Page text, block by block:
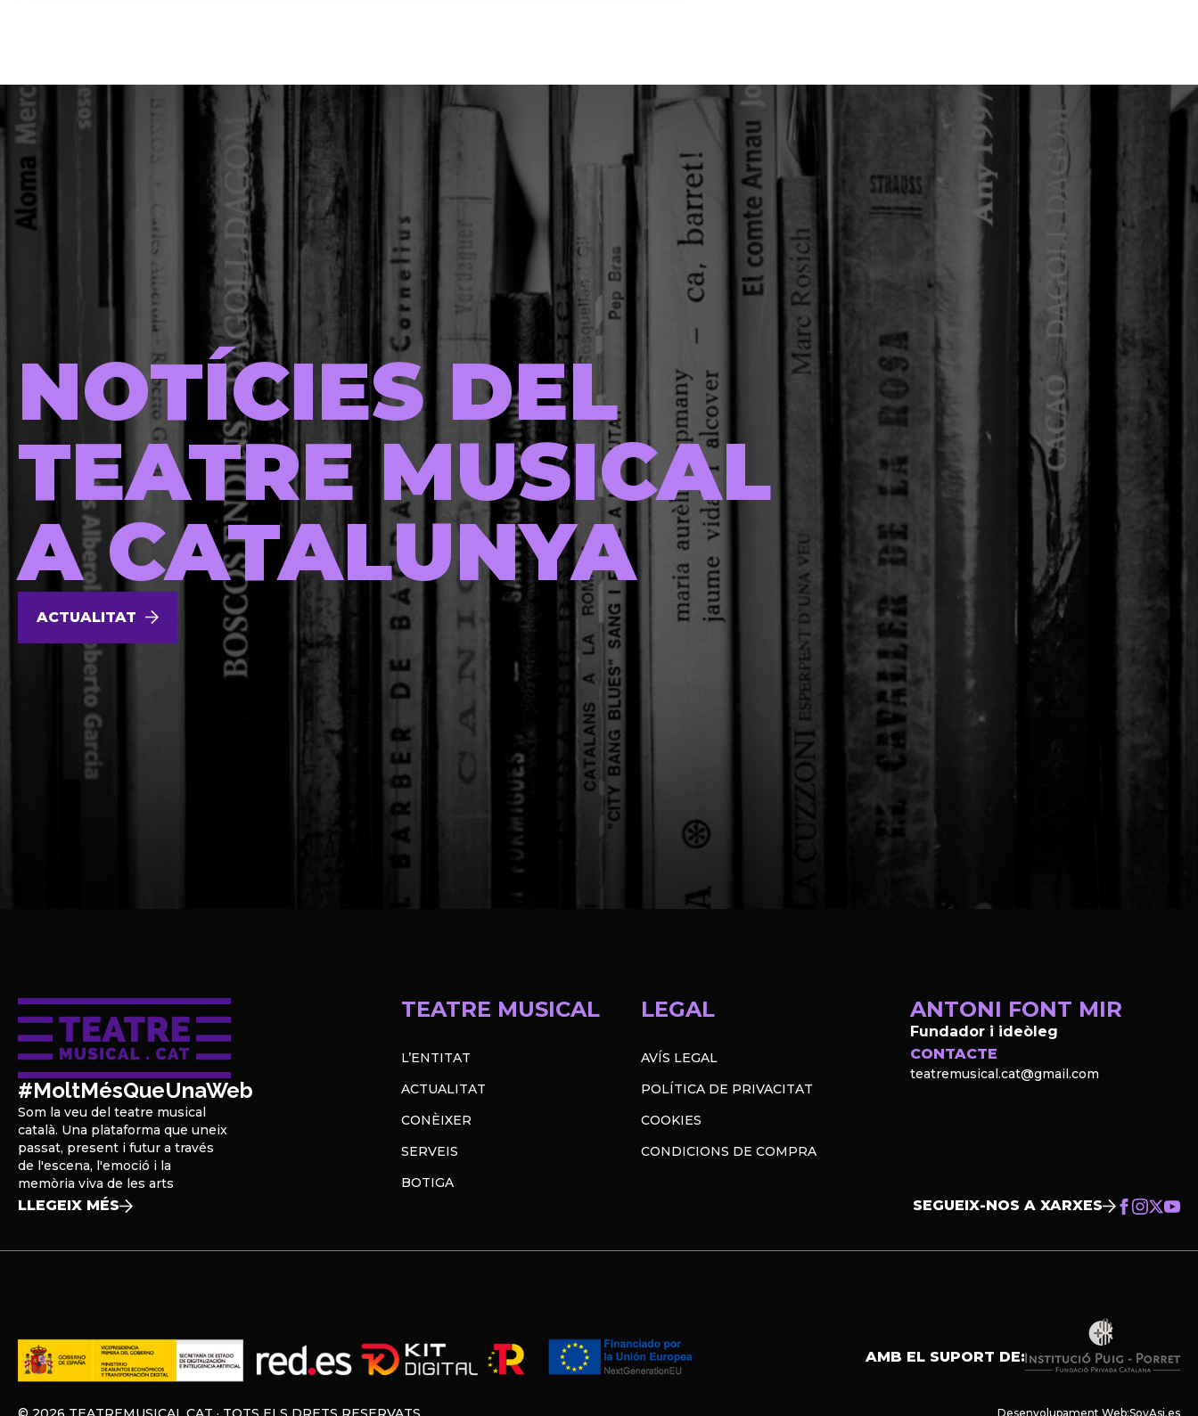
NOTÍCIES DEL
TEATRE MUSICAL
A CATALUNYA
ACTUALITAT
#MoltMésQueUnaWeb
Som la veu del teatre musical
català. Una plataforma que uneix
passat, present i futur a través
de l'escena, l'emoció i la
memòria viva de les arts
TEATRE MUSICAL
L’ENTITAT
ACTUALITAT
CONÈIXER
SERVEIS
BOTIGA
LEGAL
AVÍS LEGAL
POLÍTICA DE PRIVACITAT
COOKIES
CONDICIONS DE COMPRA
ANTONI FONT MIR
Fundador i ideòleg
CONTACTE
teatremusical.cat@gmail.com
LLEGEIX MÉS SEGUEIX-NOS A XARXES
AMB EL SUPORT DE:
Desenvolupament Web:SoyAsi.es